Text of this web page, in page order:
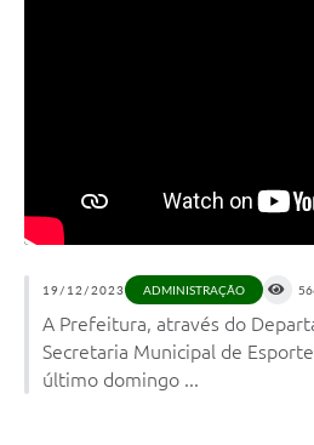
19/12/2023 ADMINISTRAÇÃO
A Prefeitura, através do
Secretaria Municipal de
último domingo ...